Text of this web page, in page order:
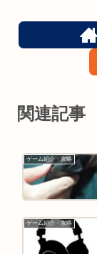
関連記事
ゲーム紹介・攻略
ゲーム紹介・攻略